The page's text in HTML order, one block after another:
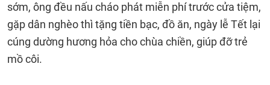
sớm, ông đều nấu cháo phát miễn phí trước cửa tiệm,
gặp dân nghèo thì tặng tiền bạc, đồ ăn, ngày lễ Tết lại
cúng dường hương hỏa cho chùa chiền, giúp đỡ trẻ
mồ côi.